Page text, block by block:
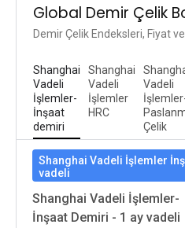
Global Demir Çelik
Demir Çelik Endeksleri, Fiyat
Shanghai
Vadeli
İşlemler-
İnşaat
demiri
Shanghai
Vadeli
İşlemler
HRC
Vadeli
Çelik
Shanghai Vadeli İşlemler
vadeli
Shanghai Vadeli İşlemler-
İnşaat Demiri - 1 ay vadeli